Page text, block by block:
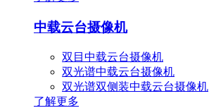
中载云台摄像机
双目中载云台摄像机
双光谱中载云台摄像机
双光谱双侧装中载云台摄像机
了解更多